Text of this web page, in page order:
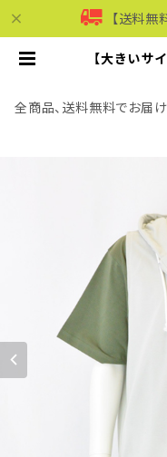
【送料無
【大きいサ
オフホワイ
ラインショ
全商品、送料無料でお届け